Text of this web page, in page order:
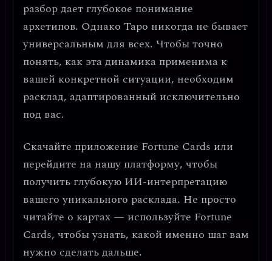
разбор дает глубокое понимание
архетипов. Однако Таро никогда не бывает
универсальным для всех. Чтобы точно
понять, как эта динамика применима к
вашей конкретной ситуации, необходим
расклад, адаптированный исключительно
под вас.
Скачайте приложение Fortune Cards или
перейдите на нашу платформу, чтобы
получить глубокую ИИ-интерпретацию
вашего уникального расклада. Не просто
читайте о картах — используйте Fortune
Cards, чтобы узнать, какой именно шаг вам
нужно сделать дальше.